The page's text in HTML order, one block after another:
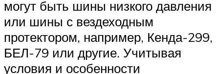
могут быть шины низкого давления
или шины с вездеходным
протектором, например, Кенда-299,
БЕЛ-79 или другие. Учитывая
условия и особенности